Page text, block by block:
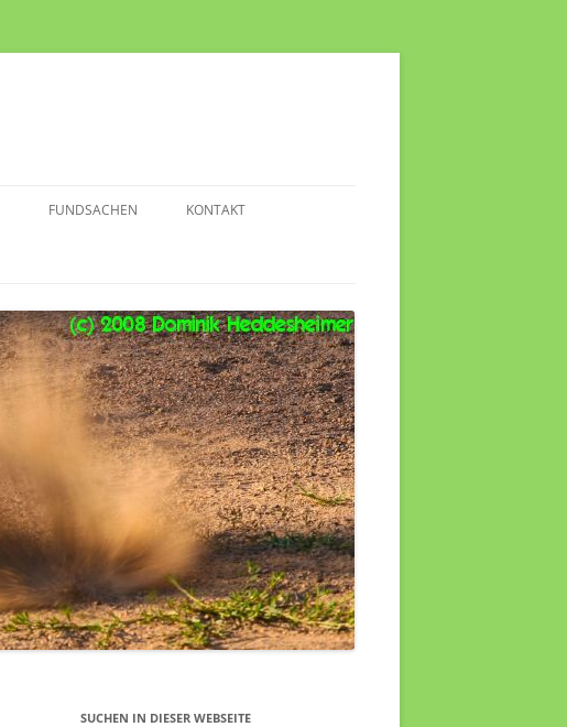
FUNDSACHEN KONTAKT
SUCHEN IN DIESER WEBSEITE